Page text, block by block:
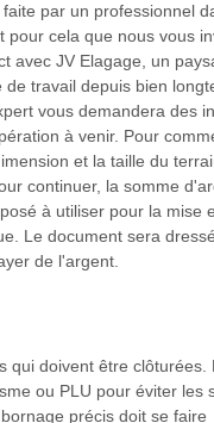
par un professionnel
pour cela que nous vous
avec JV Elagage, un
de travail depuis bien
vous demandera des
à venir. Pour
et la taille du
continuer, la somme
à utiliser pour la mise
Le document sera
de l'argent.
qui doivent être clôturées.
ou PLU pour éviter les
précis doit se faire